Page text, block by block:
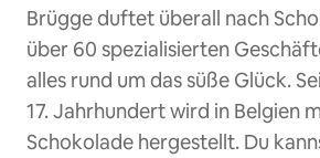
Brügge duftet überall nach
über 60 spezialisierten
alles rund um das süße Glück.
17. Jahrhundert wird in Belgien
Schokolade hergestellt. Du